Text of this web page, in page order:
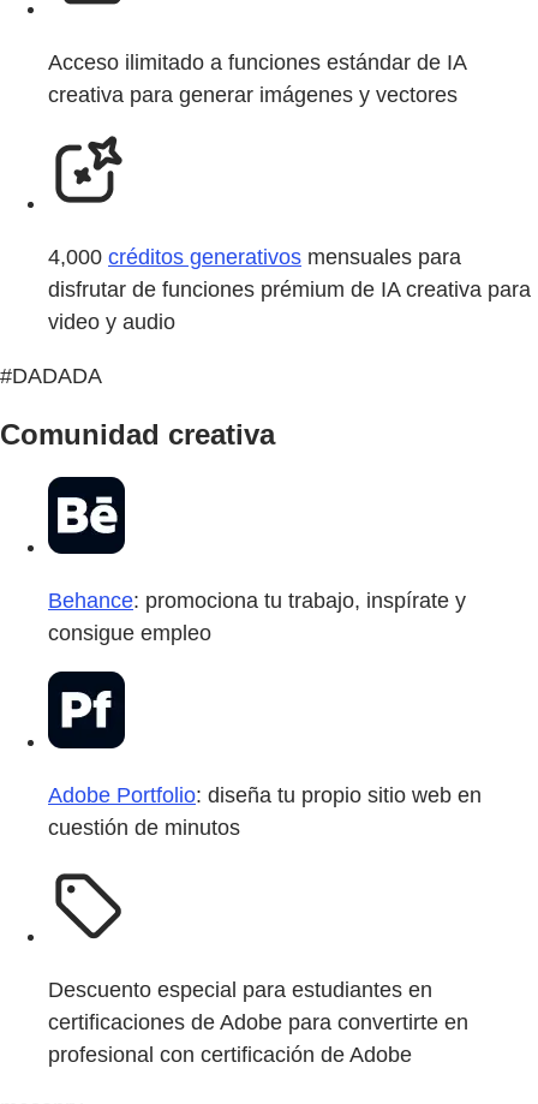
Acceso ilimitado a funciones estándar de IA
creativa para generar imágenes y vectores
4,000 créditos generativos mensuales para
disfrutar de funciones prémium de IA creativa para
video y audio
#DADADA
Comunidad creativa
Behance: promociona tu trabajo, inspírate y
consigue empleo
Adobe Portfolio: diseña tu propio sitio web en
cuestión de minutos
Descuento especial para estudiantes en
certificaciones de Adobe para convertirte en
profesional con certificación de Adobe